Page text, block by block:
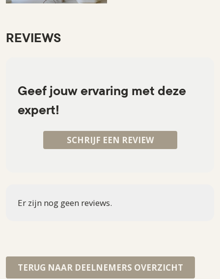
REVIEWS
Er zijn nog geen reviews.
Geef jouw ervaring met deze
expert!
SCHRIJF EEN REVIEW
TERUG NAAR DEELNEMERS OVERZICHT